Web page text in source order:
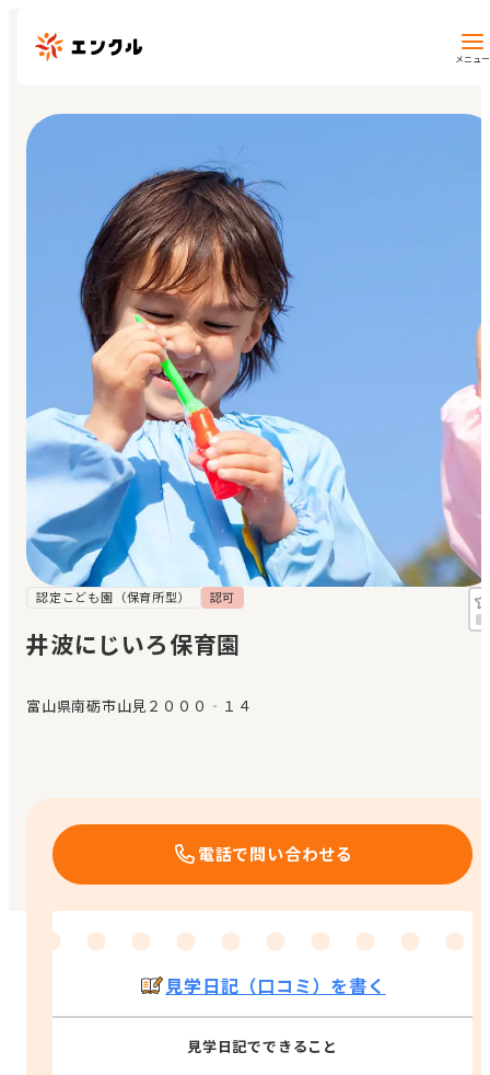
メニュー
地図から探す
地域から探す
マイページ
閲覧履歴
お気に入り
見学日記
メッセージ
おすすめの園
エンクルの特徴と活用方法
認定こども園（保育所型） 認可
井波にじいろ保育園
富山県南砺市山見２０００‐１４
電話で問い合わせる
見学日記（口コミ）を書く
見学日記でできること